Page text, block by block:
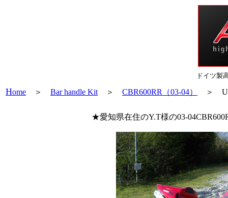
ドイツ製
Home ＞ Bar handle Kit ＞ CBR600RR（03-04） ＞
★愛知県在住のY.T様の03-